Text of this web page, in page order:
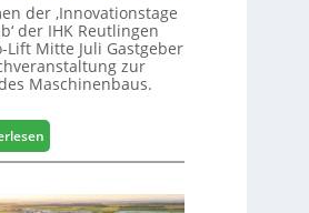
der ‚Innovationstage
der IHK Reutlingen
Lift Mitte Juli Gastgeber
zur
Maschinenbaus.
:
M
s